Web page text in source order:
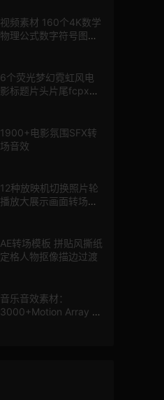
视频素材 160个4K数学
物理公式数字符号图标
6个荧光梦幻霓虹风电
影标题片头片尾fcpx插
1900+电影氛围SFX转
场音效
12种放映机切换照片轮
播放大展示画面转场动
AE转场模板 拼贴风撕纸
定格人物抠像描边过渡
音乐音效素材：
3000+Motion Array 影